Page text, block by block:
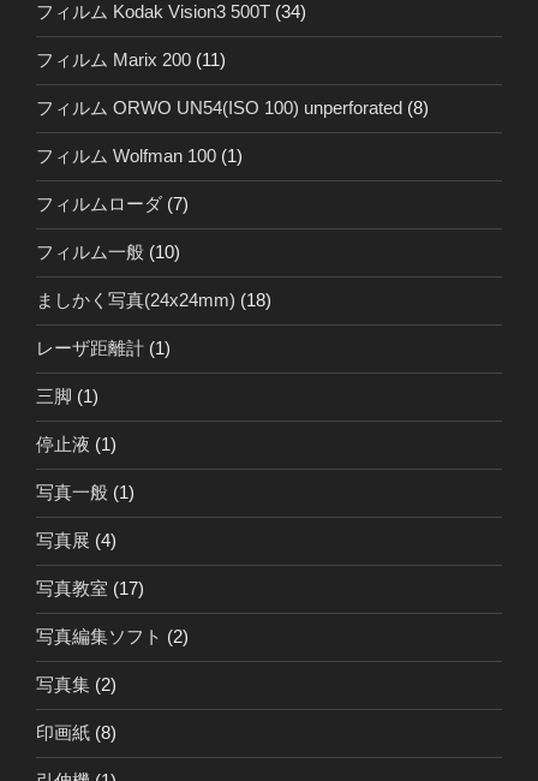
フィルム Kodak Vision3 500T (34)
フィルム Marix 200 (11)
フィルム ORWO UN54(ISO 100) unperforated (8)
フィルム Wolfman 100 (1)
フィルムローダ (7)
フィルム一般 (10)
ましかく写真(24x24mm) (18)
レーザ距離計 (1)
三脚 (1)
停止液 (1)
写真一般 (1)
写真展 (4)
写真教室 (17)
写真編集ソフト (2)
写真集 (2)
印画紙 (8)